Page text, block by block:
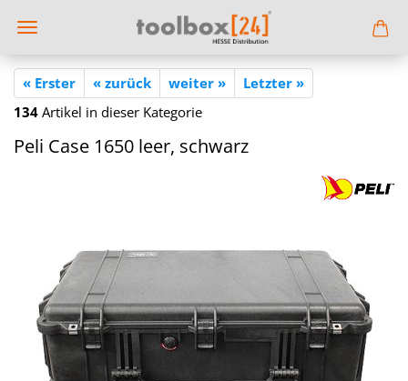
« Erster « zurück weiter »
Letzter »
134 Artikel in dieser Kategorie
Peli Case 1650 leer, schwarz